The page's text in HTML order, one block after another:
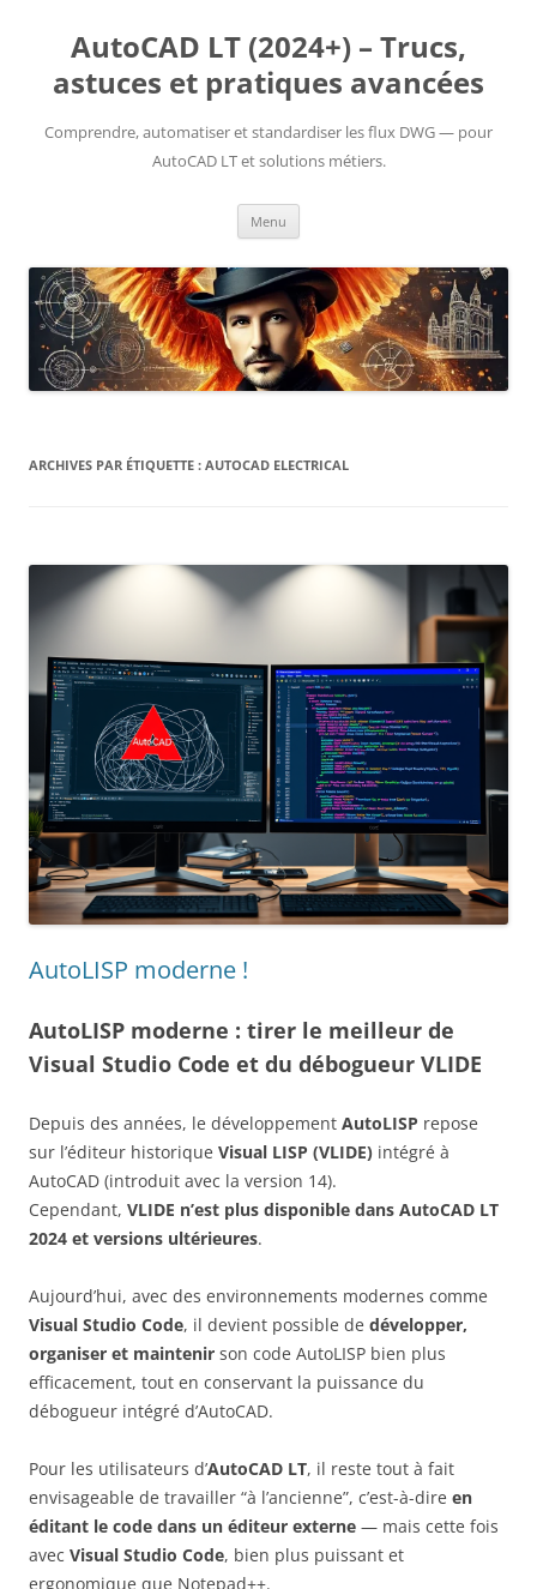
contenuAutoCAD LT (2024+) – Trucs,
astuces et pratiques avancées
Comprendre, automatiser et standardiser les flux DWG — pour
AutoCAD LT et solutions métiers.
Menu
ARCHIVES PAR ÉTIQUETTE : AUTOCAD ELECTRICAL
AutoLISP moderne !
AutoLISP moderne : tirer le meilleur de
Visual Studio Code et du débogueur VLIDE
Depuis des années, le développement AutoLISP repose
sur l’éditeur historique Visual LISP (VLIDE) intégré à
AutoCAD (introduit avec la version 14).
Cependant, VLIDE n’est plus disponible dans AutoCAD LT
2024 et versions ultérieures.
Aujourd’hui, avec des environnements modernes comme
Visual Studio Code, il devient possible de développer,
organiser et maintenir son code AutoLISP bien plus
efficacement, tout en conservant la puissance du
débogueur intégré d’AutoCAD.
Pour les utilisateurs d’AutoCAD LT, il reste tout à fait
envisageable de travailler “à l’ancienne”, c’est-à-dire en
éditant le code dans un éditeur externe — mais cette fois
avec Visual Studio Code, bien plus puissant et
ergonomique que Notepad++.